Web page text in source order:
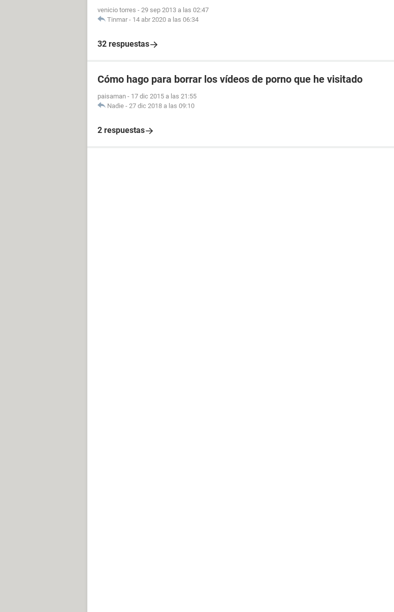
venicio torres - 29 sep 2013 a las 02:47
Tinmar - 14 abr 2020 a las 06:34
32 respuestas
Cómo hago para borrar los vídeos de porno que he visitado
paisaman - 17 dic 2015 a las 21:55
Nadie - 27 dic 2018 a las 09:10
2 respuestas